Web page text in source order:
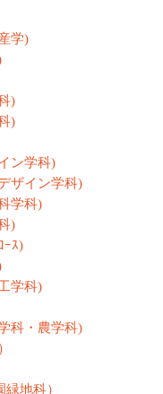
学)
)
)
ン学科)
ザイン学科)
学科)
)
ｰｽ)
学科)
科・農学科)
地科）